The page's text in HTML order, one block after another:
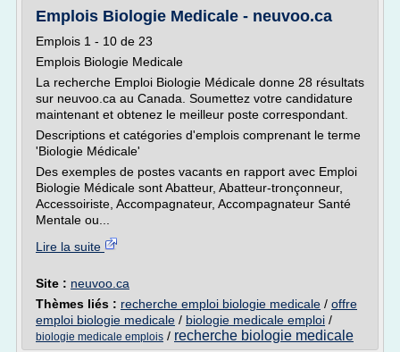
Emplois Biologie Medicale - neuvoo.ca
Emplois 1 - 10 de 23
Emplois Biologie Medicale
La recherche Emploi Biologie Médicale donne 28 résultats
sur neuvoo.ca au Canada. Soumettez votre candidature
maintenant et obtenez le meilleur poste correspondant.
Descriptions et catégories d'emplois comprenant le terme
'Biologie Médicale'
Des exemples de postes vacants en rapport avec Emploi
Biologie Médicale sont Abatteur, Abatteur-tronçonneur,
Accessoiriste, Accompagnateur, Accompagnateur Santé
Mentale ou...
Lire la suite
Site : neuvoo.ca
Thèmes liés : recherche emploi biologie medicale / offre
emploi biologie medicale / biologie medicale emploi /
biologie medicale emplois / recherche biologie medicale